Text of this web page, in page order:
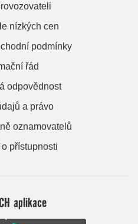
nízkých cen
podmínky
řád
odpovědnost
a právo
oznamovatelů
přístupnosti
aplikace